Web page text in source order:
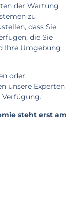
der Wartung
zu
dass Sie
die Sie
Ihre Umgebung
oder
unsere Experten
Verfügung.
steht erst am